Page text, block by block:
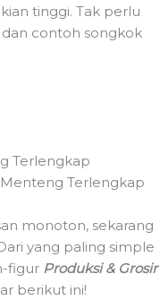
tinggi. Tak perlu
contoh songkok
Terlengkap
monoton, sekarang
yang paling simple
figur Produksi & Grosir
berikut ini!